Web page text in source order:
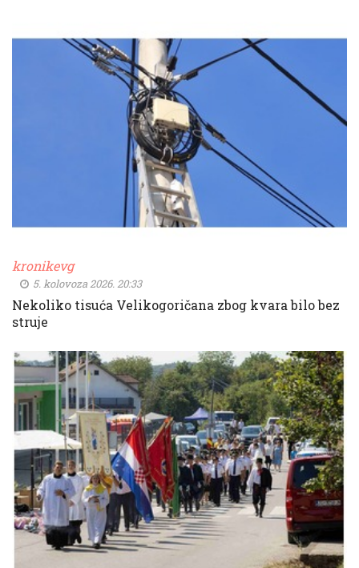
kronikevg
5. kolovoza 2026. 20:33
Nekoliko tisuća Velikogoričana zbog kvara bilo bez
struje